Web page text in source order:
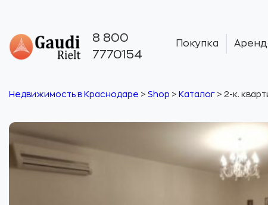
8 800
7770154
Покупка
Недвижимость в Краснодаре > Shop > Каталог > 2-к.